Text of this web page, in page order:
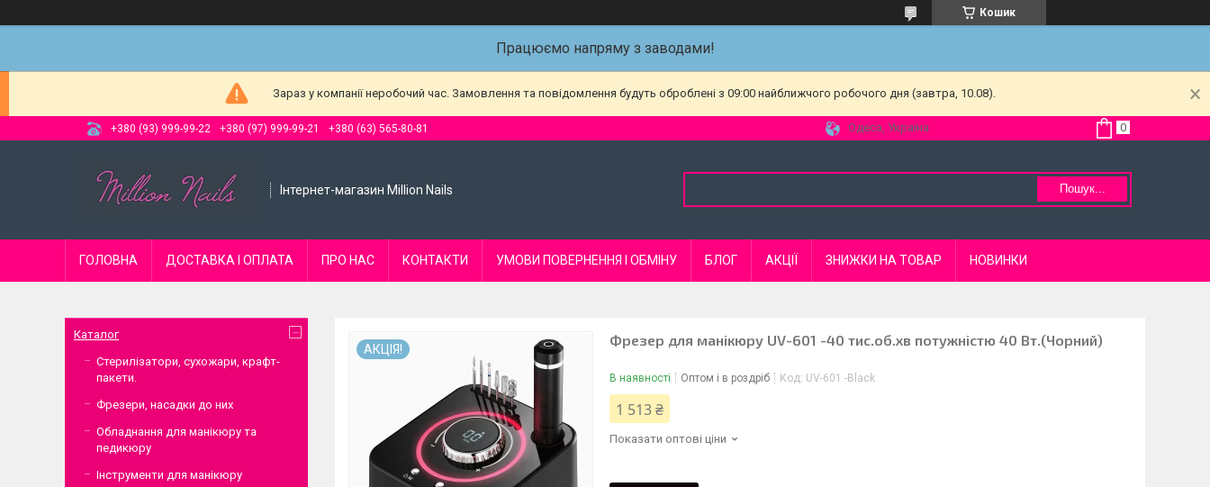
Кошик
Працюємо напряму з заводами!
Зараз у компанії неробочий час. Замовлення та повідомлення будуть оброблені з 09:00 найближчого робочого дня (завтра, 10.08).
+380 (93) 999-99-22 +380 (97) 999-99-21 +380 (63) 565-80-81 Одеса, Україна
Інтернет-магазин Million Nails Пошук...
ГОЛОВНА ДОСТАВКА І ОПЛАТА ПРО НАС КОНТАКТИ УМОВИ ПОВЕРНЕННЯ І ОБМІНУ БЛОГ АКЦІЇ ЗНИЖКИ НА ТОВАР НОВИНКИ
АКЦІЯ!
Фрезер для манікюру UV-601 -40 тис.об.хв потужністю 40 Вт.(Чорний)
В наявності Оптом і в роздріб Код: UV-601 -Black
1 513 ₴
Показати оптові ціни
Каталог
Стерилізатори, сухожари, крафт-
пакети.
Фрезери, насадки до них
Обладнання для манікюру та
педикюру
Інструменти для манікюру